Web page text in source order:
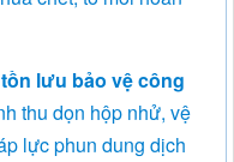
lưu bảo vệ công
thu dọn hộp nhử, vệ
lực phun dung dịch